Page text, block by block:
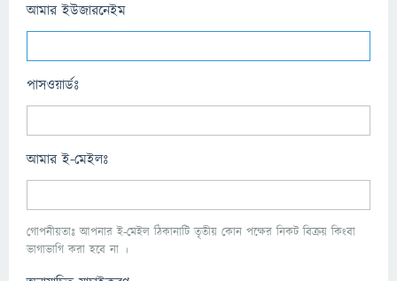
আমার ইউজারনেইম
পাসওয়ার্ডঃ
আমার ই-মেইলঃ
গোপনীয়তাঃ আপনার ই-মেইল ঠিকানাটি তৃতীয় কোন পক্ষের নিকট বিক্রয় কিংবা
ভাগাভাগি করা হবে না ।